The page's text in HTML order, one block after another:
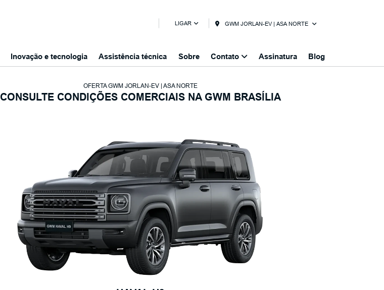
LIGAR GWM JORLAN-EV | ASA NORTE
Inovação e tecnologia Assistência técnica Sobre Contato Assinatura Blog
OFERTA GWM JORLAN-EV | ASA NORTE
CONSULTE CONDIÇÕES COMERCIAIS NA GWM BRASÍLIA